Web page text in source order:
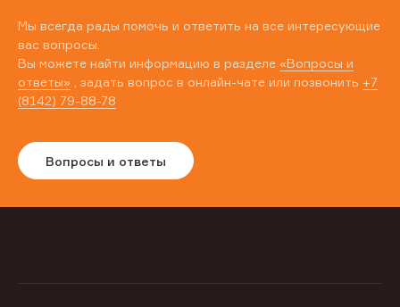
Мы всегда рады помочь и ответить на все интересующие
вас вопросы.
Вы можете найти информацию в разделе «Вопросы и
ответы» , задать вопрос в онлайн-чате или позвонить +7
(8142) 79-88-78
Вопросы и ответы